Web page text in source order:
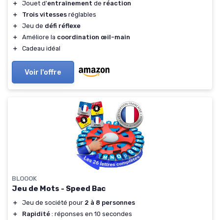
＋ Jouet d'entraînement de réaction
＋
Trois vitesses réglables
＋
Jeu de défi réflexe
＋
Améliore la coordination œil-main
＋
Cadeau idéal
Voir l'offre
BLOOOK
Jeu de Mots - Speed Bac
＋ Jeu de société pour 2 à 8 personnes
＋
Rapidité : réponses en 10 secondes